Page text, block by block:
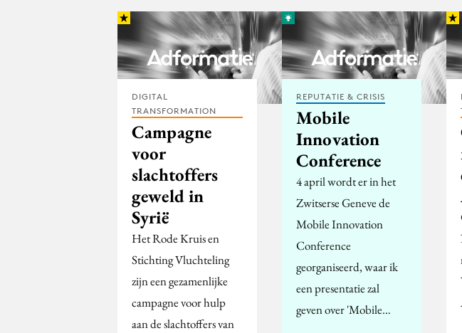
DIGITAL
TRANSFORMATION
Campagne
voor
slachtoffers
geweld in
Syrië
Het Rode Kruis en
Stichting Vluchteling
zijn een gezamenlijke
campagne voor hulp
aan de slachtoffers van
REPUTATIE & CRISIS
Mobile
Innovation
Conference
4 april wordt er in het
Zwitserse Geneve de
Mobile Innovation
Conference
georganiseerd, waar ik
een presentatie zal
geven over 'Mobile…